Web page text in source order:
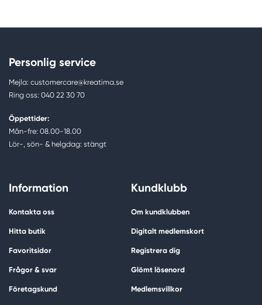
Personlig service
Mejla: customercare@kreatima.se
Ring oss: 040 22 30 70
Öppettider:
Mån-fre: 08.00-18.00
Lör-, sön- & helgdag: stängt
Information
Kontakta oss
Hitta butik
Favoritsidor
Frågor & svar
Företagskund
Kundklubb
Om kundklubben
Digitalt medlemskort
Registrera dig
Glömt lösenord
Medlemsvillkor